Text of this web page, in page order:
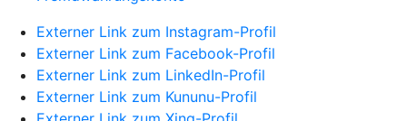
Externer Link zum Instagram-Profil
Externer Link zum Facebook-Profil
Externer Link zum LinkedIn-Profil
Externer Link zum Kununu-Profil